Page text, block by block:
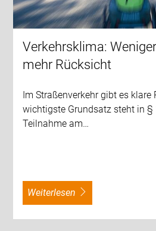
Verkehrsklima:
mehr Rücksicht
Im Straßenverkehr gibt es klare
wichtigste Grundsatz steht in §
Teilnahme am…
weiterlesen